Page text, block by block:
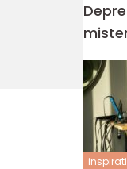
Depresjon